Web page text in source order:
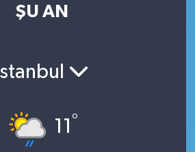
ŞU AN
11 °